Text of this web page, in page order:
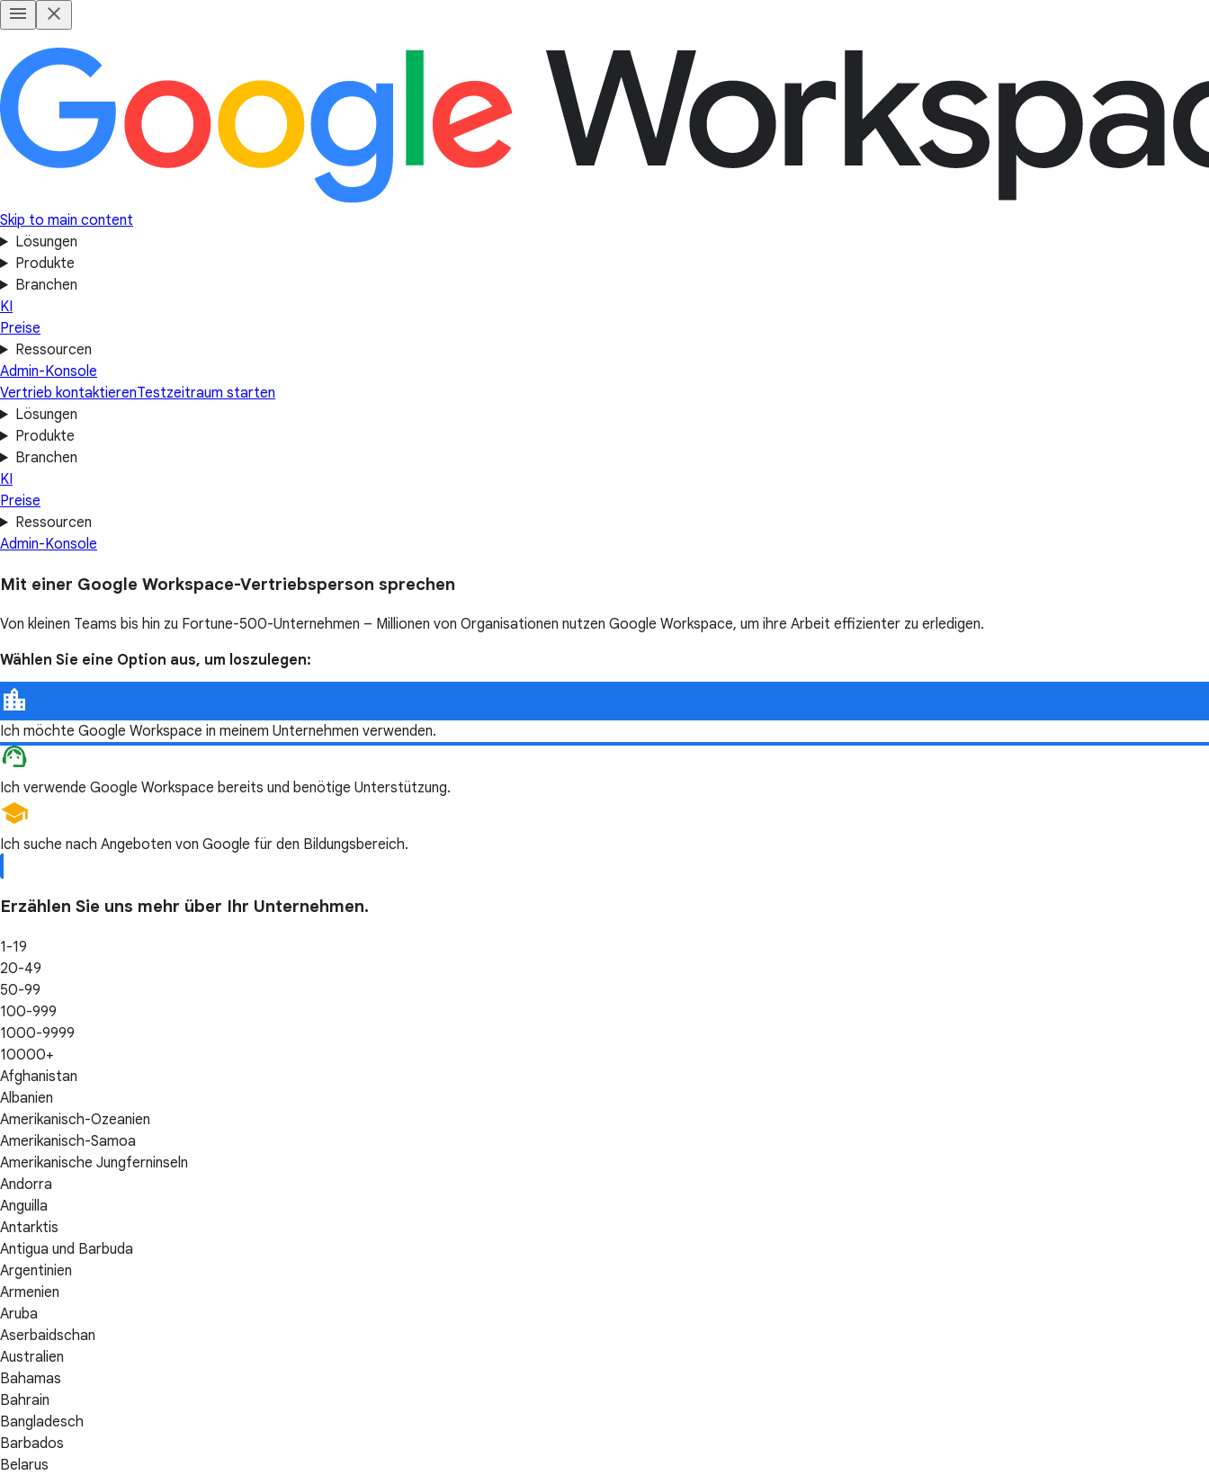
Skip to main content
Lösungen
Produkte
Branchen
KI
Preise
Ressourcen
Admin-Konsole
Vertrieb kontaktierenTestzeitraum starten
Lösungen
Produkte
Branchen
KI
Preise
Ressourcen
Admin-Konsole
Mit einer Google Workspace-Vertriebsperson sprechen
Von kleinen Teams bis hin zu Fortune-500-Unternehmen – Millionen von Organisationen nutzen Google Workspace, um ihre Arbeit effizienter zu erledigen.
Wählen Sie eine Option aus, um loszulegen:
Ich möchte Google Workspace in meinem Unternehmen verwenden.
Ich verwende Google Workspace bereits und benötige Unterstützung.
Ich suche nach Angeboten von Google für den Bildungsbereich.
Erzählen Sie uns mehr über Ihr Unternehmen.
1-19
20-49
50-99
100-999
1000-9999
10000+
Afghanistan
Albanien
Amerikanisch-Ozeanien
Amerikanisch-Samoa
Amerikanische Jungferninseln
Andorra
Anguilla
Antarktis
Antigua und Barbuda
Argentinien
Armenien
Aruba
Aserbaidschan
Australien
Bahamas
Bahrain
Bangladesch
Barbados
Belarus